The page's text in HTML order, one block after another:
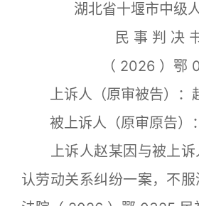
湖北省十堰市中级
民 事 判 决
（ 2026 ）鄂
上诉人（原审被告）：
被上诉人（原审原告）
上诉人赵某因与被上诉
认劳动关系纠纷一案，不